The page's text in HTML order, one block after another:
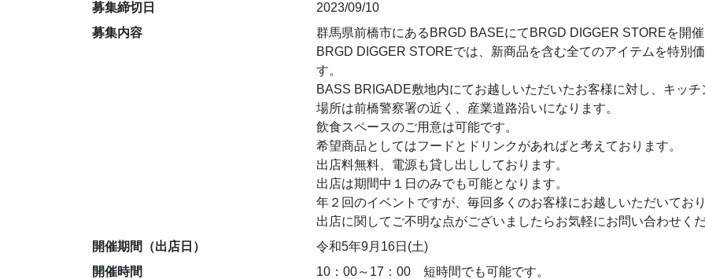
募集締切日
2023/09/10
募集内容
群馬県前橋市にあるBRGD BASEにてBRGD DIGGER STOREを開催
BRGD DIGGER STOREでは、新商品を含む全てのアイテムを特別
す。
BASS BRIGADE敷地内にてお越しいただいたお客様に対し、キッチ
場所は前橋警察署の近く、産業道路沿いになります。
飲食スペースのご用意は可能です。
希望商品としてはフードとドリンクがあればと考えております。
出店料無料、電源も貸し出ししております。
出店は期間中１日のみでも可能となります。
年２回のイベントですが、毎回多くのお客様にお越しいただいており
出店に関してご不明な点がございましたらお気軽にお問い合わせくだ
開催期間（出店日）
令和5年9月16日(土)
開催時間
10：00～17：00 短時間でも可能です。